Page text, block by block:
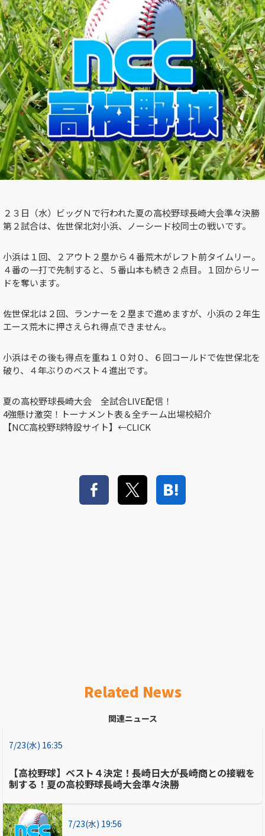
２３日（水）ビッグＮで行われた夏の高校野球長崎大会準々決勝
第２試合は、佐世保北対小浜、ノーシード校同士の戦いです。
小浜は１回、２アウト２塁から４番荒木がレフト前タイムリー。
４番の一打で先制すると、５番山本も続き２点目。１回からリー
ドを奪います。
佐世保北は２回、ランナーを２塁まで進めますが、小浜の２年生
エース荒木に押さえられ得点できません。
小浜はその後も得点を重ね１０対０、６回コールドで佐世保北を
破り、４年ぶりのベスト４進出です。
夏の高校野球長崎大会 全試合LIVE配信！
4強懸け激突！トーナメント表＆全チーム出場校紹介
【NCC高校野球特設サイト】←CLICK
Related News
関連ニュース
7/23(水) 16:35
【高校野球】ベスト４決定！長崎日大が長崎商との接戦を
制する！夏の高校野球長崎大会準々決勝
7/23(水) 19:56